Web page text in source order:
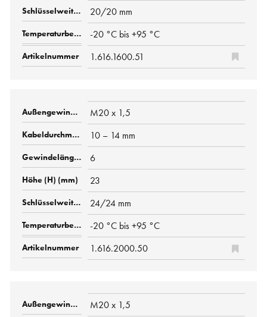
20/20 mm
-20 °C bis +95 °C
1.616.1600.51
M20 x 1,5
10 – 14 mm
6
23
24/24 mm
-20 °C bis +95 °C
1.616.2000.50
M20 x 1,5